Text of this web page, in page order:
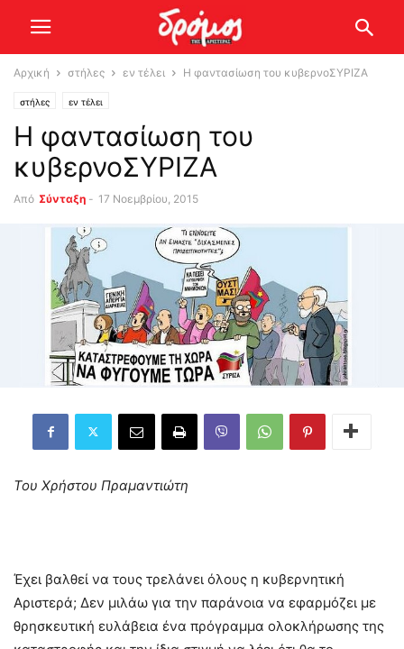
Αρχική στήλες εν τέλει Η φαντασίωση του κυβερνοΣΥΡΙΖΑ
στήλες εν τέλει
Η φαντασίωση του
κυβερνοΣΥΡΙΖΑ
Από Σύνταξη - 17 Νοεμβρίου, 2015
Του Χρήστου Πραμαντιώτη
Έχει βαλθεί να τους τρελάνει όλους η κυβερνητική
Αριστερά; Δεν μιλάω για την παράνοια να εφαρμόζει με
θρησκευτική ευλάβεια ένα πρόγραμμα ολοκλήρωσης της